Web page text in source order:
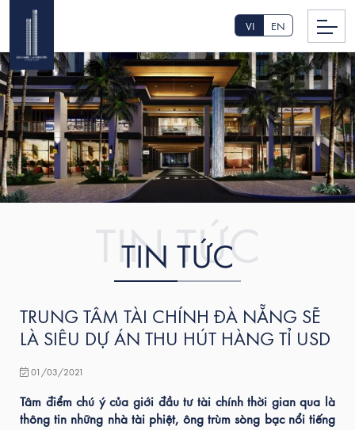
VI EN
TIN TỨC
TRUNG TÂM TÀI CHÍNH ĐÀ NẴNG SẼ
LÀ SIÊU DỰ ÁN THU HÚT HÀNG TỈ USD
01/03/2021
Tâm điểm chú ý của giới đầu tư tài chính thời gian qua là
thông tin những nhà tài phiệt, ông trùm sòng bạc nổi tiếng